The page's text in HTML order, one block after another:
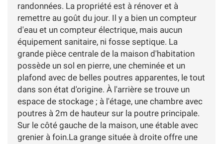
randonnées. La propriété est à rénover et à
remettre au goût du jour. Il y a bien un compteur
d'eau et un compteur électrique, mais aucun
équipement sanitaire, ni fosse septique. La
grande pièce centrale de la maison d'habitation
possède un sol en pierre, une cheminée et un
plafond avec de belles poutres apparentes, le tout
dans son état d'origine. À l'arrière se trouve un
espace de stockage ; à l'étage, une chambre avec
poutres à 2m de hauteur sur la poutre principale.
Sur le côté gauche de la maison, une étable avec
grenier à foin.La grange située à droite offre une